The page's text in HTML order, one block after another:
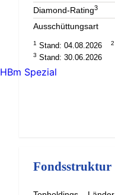
Diamond-Rating3
Ausschüttungsart
1 Stand: 04.08.2026 2
3 Stand: 30.06.2026
Fondsstruktur
HBm Spezial